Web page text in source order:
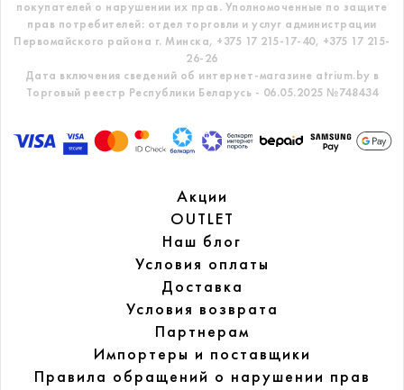
покупателей о нарушении их прав. Уполномоченные по защите
прав потребителей: отдел торговли и услуг администрации
Первомайского района г. Минска, +375 17 215-17-40, +375 17 215-
26-26
Дата включения сведений об интернет-магазине atrium.by в
Торговый реестр Республики Беларусь - 06.05.2025 №748434
Акции
OUTLET
Наш блог
Условия оплаты
Доставка
Условия возврата
Партнерам
Импортеры и поставщики
Правила обращений о нарушении прав